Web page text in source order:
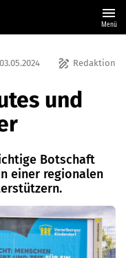
menu
Menü
draw Redaktion
03.05.2024
und
Botschaft
einer regionalen